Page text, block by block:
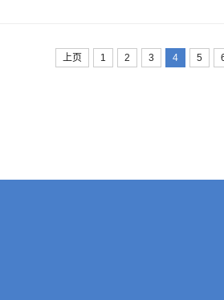
上页 1 2 3 4 5